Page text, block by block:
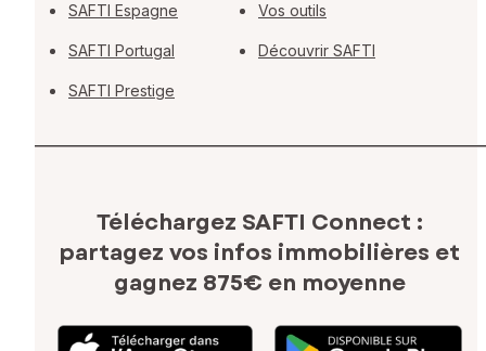
SAFTI Espagne
SAFTI Portugal
SAFTI Prestige
Vos outils
Découvrir SAFTI
Téléchargez SAFTI Connect :
partagez vos infos immobilières et
gagnez 875€ en moyenne